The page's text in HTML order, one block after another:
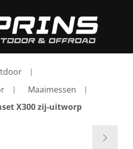
Maaimessen
X300 zij-uitworp